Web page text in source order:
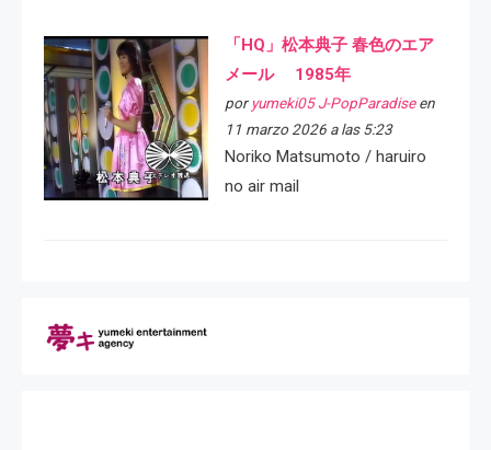
「HQ」松本典子 春色のエア
メール 1985年
por yumeki05 J-PopParadiseen
11 marzo 2026 a las 5:23
Noriko Matsumoto / haruiro
no air mail